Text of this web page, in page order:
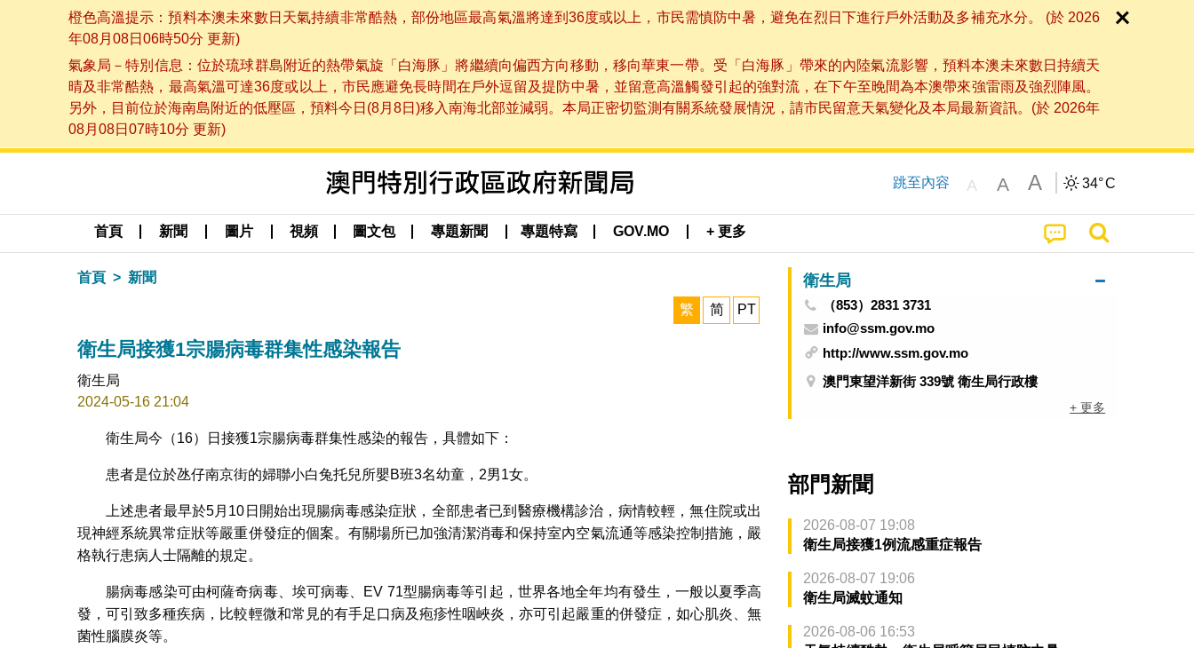
橙色高溫提示：預料本澳未來數日天氣持續非常酷熱，部份地區最高氣溫將達到36度或以上，市民需慎防中暑，避免在烈日下進行戶外活動及多補充水分。 (於 2026
年08月08日06時50分 更新)
氣象局－特別信息：位於琉球群島附近的熱帶氣旋「白海豚」將繼續向偏西方向移動，移向華東一帶。受「白海豚」帶來的內陸氣流影響，預料本澳未來數日持續天
晴及非常酷熱，最高氣溫可達36度或以上，市民應避免長時間在戶外逗留及提防中暑，並留意高溫觸發引起的強對流，在下午至晚間為本澳帶來強雷雨及強烈陣風。
另外，目前位於海南島附近的低壓區，預料今日(8月8日)移入南海北部並減弱。本局正密切監測有關系統發展情況，請市民留意天氣變化及本局最新資訊。(於 2026年
08月08日07時10分 更新)
跳至內容 A A A 34°C
首頁 新聞 圖片 視頻 圖文包 專題新聞 專題特寫 GOV.MO + 更多
首頁 新聞
繁 简 PT
衛生局接獲1宗腸病毒群集性感染報告
衛生局
2024-05-16 21:04
衛生局今（16）日接獲1宗腸病毒群集性感染的報告，具體如下：
患者是位於氹仔南京街的婦聯小白兔托兒所嬰B班3名幼童，2男1女。
上述患者最早於5月10日開始出現腸病毒感染症狀，全部患者已到醫療機構診治，病情較輕，無住院或出
現神經系統異常症狀等嚴重併發症的個案。有關場所已加強清潔消毒和保持室內空氣流通等感染控制措施，嚴
格執行患病人士隔離的規定。
腸病毒感染可由柯薩奇病毒、埃可病毒、EV 71型腸病毒等引起，世界各地全年均有發生，一般以夏季高
發，可引致多種疾病，比較輕微和常見的有手足口病及疱疹性咽峽炎，亦可引起嚴重的併發症，如心肌炎、無
菌性腦膜炎等。
衛生局
（853）2831 3731
info@ssm.gov.mo
http://www.ssm.gov.mo
澳門東望洋新街 339號 衛生局行政樓
+ 更多
部門新聞
2026-08-07 19:08
衛生局接獲1例流感重症報告
2026-08-07 19:06
衛生局滅蚊通知
2026-08-06 16:53